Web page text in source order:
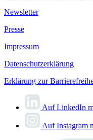
Newsletter
Presse
Impressum
Datenschutzerklärung
Erklärung zur
Auf LinkedIn
Auf Instagram